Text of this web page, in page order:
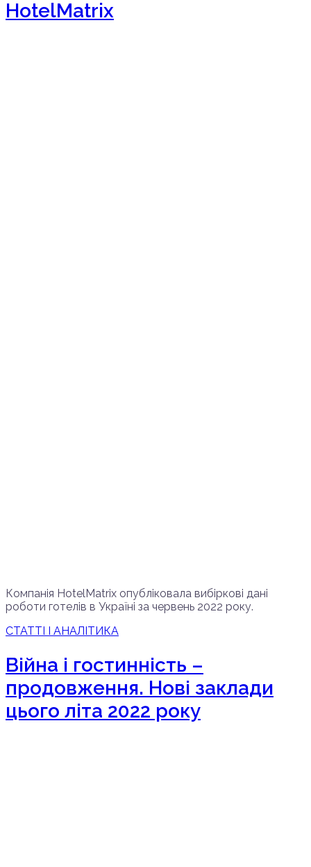
HotelMatrix
Компанія HotelMatrix опубліковала вибіркові дані
роботи готелів в Україні за червень 2022 року.
СТАТТІ І АНАЛІТИКА
Війна і гостинність –
продовження. Нові заклади
цього літа 2022 року